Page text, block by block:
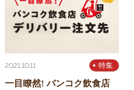
2021.10.11 特集
一目瞭然! バンコク飲食店